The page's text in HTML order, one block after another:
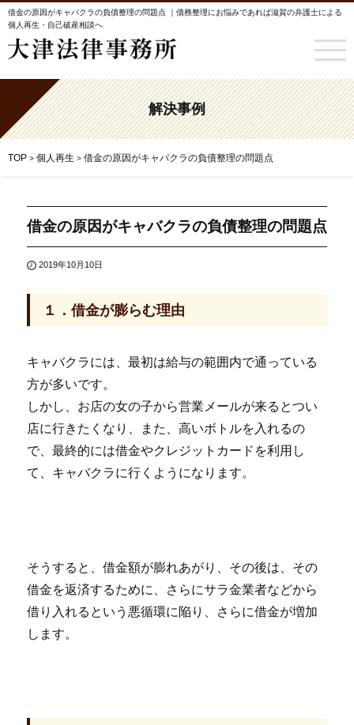
借金の原因がキャバクラの負債整理の問題点 ｜債務整理にお悩みであれば滋賀の弁護士による
個人再生・自己破産相談へ
解決事例
TOP > 個人再生 > 借金の原因がキャバクラの負債整理の問題点
借金の原因がキャバクラの負債整理の問題点
2019年10月10日
１．借金が膨らむ理由
キャバクラには、最初は給与の範囲内で通っている
方が多いです。
しかし、お店の女の子から営業メールが来るとつい
店に行きたくなり、また、高いボトルを入れるの
で、最終的には借金やクレジットカードを利用し
て、キャバクラに行くようになります。
そうすると、借金額が膨れあがり、その後は、その
借金を返済するために、さらにサラ金業者などから
借り入れるという悪循環に陥り、さらに借金が増加
します。